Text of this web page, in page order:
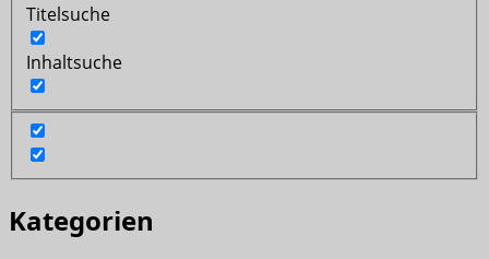
Titelsuche
Inhaltsuche
Kategorien